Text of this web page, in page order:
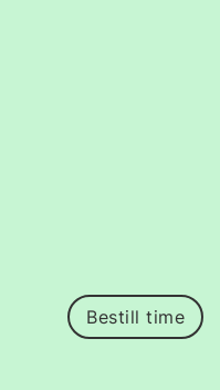
Bestill time